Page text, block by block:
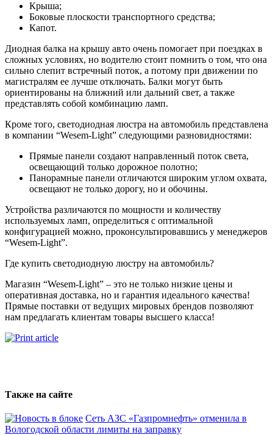
Крыша;
Боковые плоскости транспортного средства;
Капот.
Диодная балка на крышу авто очень помогает при поездках в
сложных условиях, но водителю стоит помнить о том, что она
сильно слепит встречный поток, а потому при движении по
магистралям ее лучше отключать. Балки могут быть
ориентированы на ближний или дальний свет, а также
представлять собой комбинацию ламп.
Кроме того, светодиодная люстра на автомобиль представлена
в компании “Wesem-Light” следующими разновидностями:
Прямые панели создают направленный поток света,
освещающий только дорожное полотно;
Панорамные панели отличаются широким углом охвата,
освещают не только дорогу, но и обочины.
Устройства различаются по мощности и количеству
используемых ламп, определиться с оптимальной
конфигурацией можно, проконсультировавшись у менеджеров
“Wesem-Light”.
Где купить светодиодную люстру на автомобиль?
Магазин “Wesem-Light” – это не только низкие цены и
оперативная доставка, но и гарантия идеального качества!
Прямые поставки от ведущих мировых брендов позволяют
нам предлагать клиентам товары высшего класса!
Также на сайте
Сеть АЗС «Газпромнефть» отменила в
Вологодской области лимиты на заправку